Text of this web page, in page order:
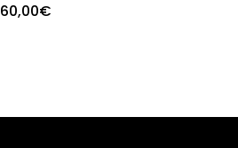
60,00€